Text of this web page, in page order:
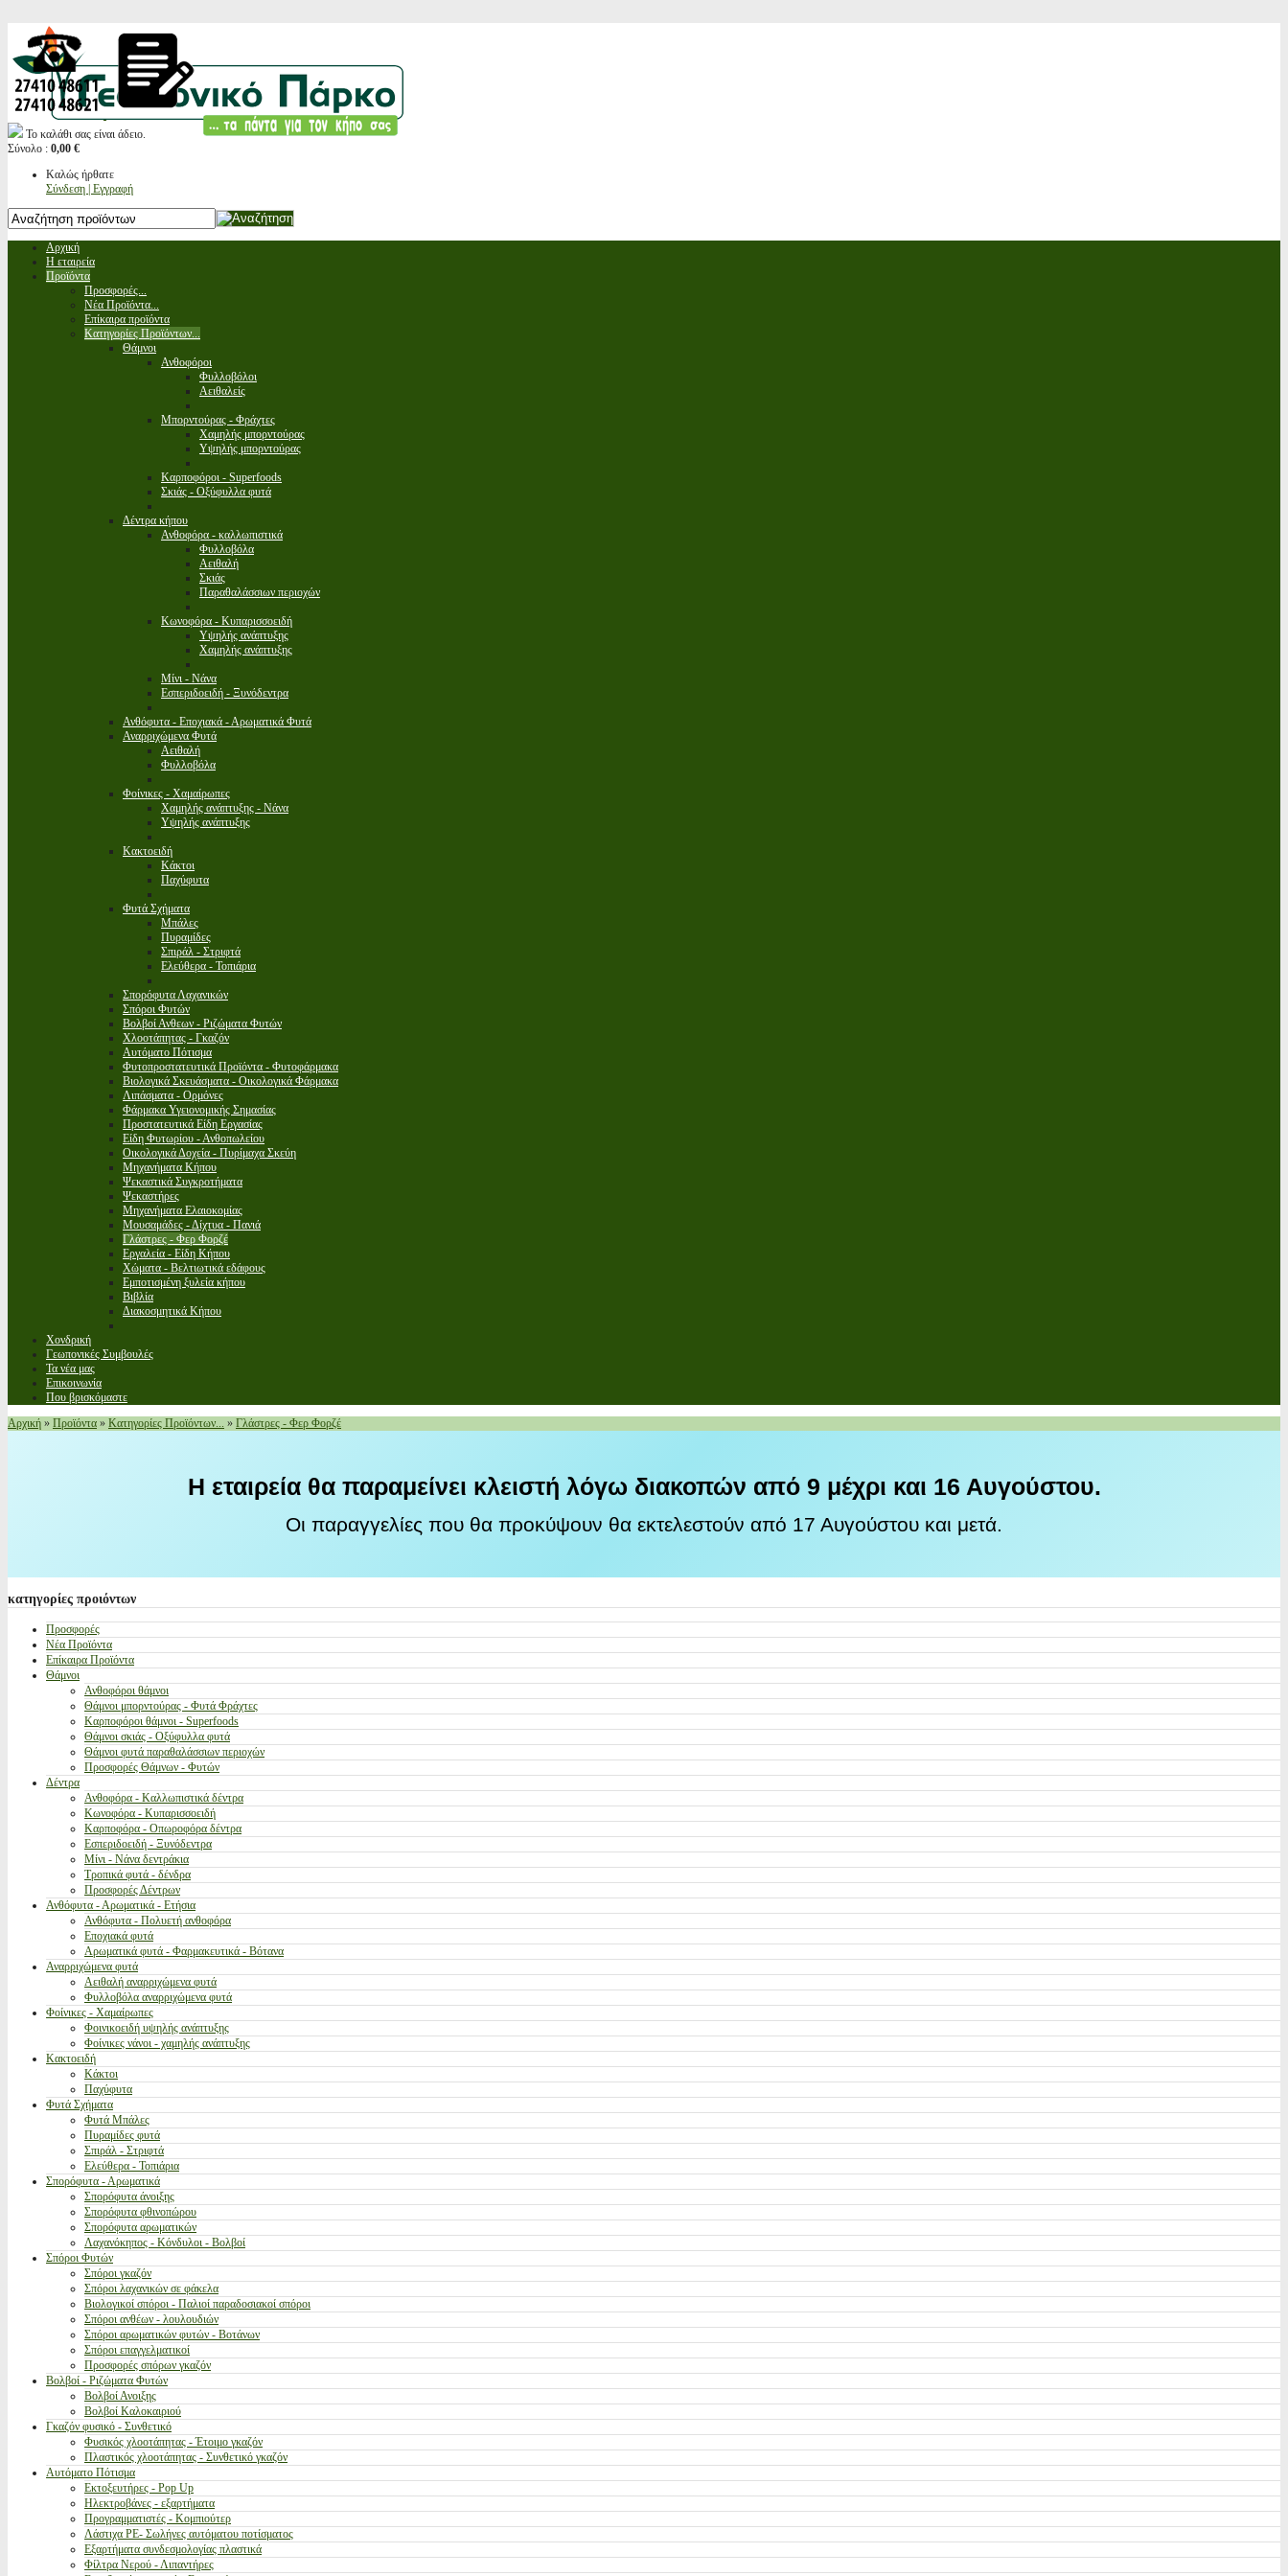
Το καλάθι σας είναι άδειο.
Σύνολο : 0,00 €
Καλώς ήρθατε
Σύνδεση | Εγγραφή
Αρχική
Η εταιρεία
Προϊόντα
Προσφορές...
Νέα Προϊόντα...
Επίκαιρα προϊόντα
Κατηγορίες Προϊόντων...
Θάμνοι
Ανθοφόροι
Φυλλοβόλοι
Αειθαλείς
Μπορντούρας - Φράχτες
Χαμηλής μπορντούρας
Υψηλής μπορντούρας
Καρποφόροι - Superfoods
Σκιάς - Οξύφυλλα φυτά
Δέντρα κήπου
Ανθοφόρα - καλλωπιστικά
Φυλλοβόλα
Αειθαλή
Σκιάς
Παραθαλάσσιων περιοχών
Κωνοφόρα - Κυπαρισσοειδή
Υψηλής ανάπτυξης
Χαμηλής ανάπτυξης
Μίνι - Νάνα
Εσπεριδοειδή - Ξυνόδεντρα
Ανθόφυτα - Εποχιακά - Αρωματικά Φυτά
Αναρριχώμενα Φυτά
Αειθαλή
Φυλλοβόλα
Φοίνικες - Χαμαίρωπες
Χαμηλής ανάπτυξης - Νάνα
Υψηλής ανάπτυξης
Κακτοειδή
Κάκτοι
Παχύφυτα
Φυτά Σχήματα
Μπάλες
Πυραμίδες
Σπιράλ - Στριφτά
Ελεύθερα - Τοπιάρια
Σπορόφυτα Λαχανικών
Σπόροι Φυτών
Βολβοί Ανθεων - Ριζώματα Φυτών
Χλοοτάπητας - Γκαζόν
Αυτόματο Πότισμα
Φυτοπροστατευτικά Προϊόντα - Φυτοφάρμακα
Βιολογικά Σκευάσματα - Οικολογικά Φάρμακα
Λιπάσματα - Ορμόνες
Φάρμακα Υγειονομικής Σημασίας
Προστατευτικά Είδη Εργασίας
Είδη Φυτωρίου - Ανθοπωλείου
Οικολογικά Δοχεία - Πυρίμαχα Σκεύη
Μηχανήματα Κήπου
Ψεκαστικά Συγκροτήματα
Ψεκαστήρες
Μηχανήματα Ελαιοκομίας
Μουσαμάδες - Δίχτυα - Πανιά
Γλάστρες - Φερ Φορζέ
Εργαλεία - Είδη Κήπου
Χώματα - Βελτιωτικά εδάφους
Εμποτισμένη ξυλεία κήπου
Βιβλία
Διακοσμητικά Κήπου
Χονδρική
Γεωπονικές Συμβουλές
Τα νέα μας
Επικοινωνία
Που βρισκόμαστε
Αρχική » Προϊόντα » Κατηγορίες Προϊόντων... » Γλάστρες - Φερ Φορζέ
Η εταιρεία θα παραμείνει κλειστή λόγω διακοπών από 9 μέχρι και 16 Αυγούστου.
Οι παραγγελίες που θα προκύψουν θα εκτελεστούν από 17 Αυγούστου και μετά.
κατηγορίες προιόντων
Προσφορές
Νέα Προϊόντα
Επίκαιρα Προϊόντα
Θάμνοι
Ανθοφόροι θάμνοι
Θάμνοι μπορντούρας - Φυτά Φράχτες
Καρποφόροι θάμνοι - Superfoods
Θάμνοι σκιάς - Οξύφυλλα φυτά
Θάμνοι φυτά παραθαλάσσιων περιοχών
Προσφορές Θάμνων - Φυτών
Δέντρα
Ανθοφόρα - Καλλωπιστικά δέντρα
Κωνοφόρα - Κυπαρισσοειδή
Καρποφόρα - Οπωροφόρα δέντρα
Εσπεριδοειδή - Ξυνόδεντρα
Μίνι - Νάνα δεντράκια
Τροπικά φυτά - δένδρα
Προσφορές Δέντρων
Ανθόφυτα - Αρωματικά - Ετήσια
Ανθόφυτα - Πολυετή ανθοφόρα
Εποχιακά φυτά
Αρωματικά φυτά - Φαρμακευτικά - Βότανα
Αναρριχώμενα φυτά
Αειθαλή αναρριχώμενα φυτά
Φυλλοβόλα αναρριχώμενα φυτά
Φοίνικες - Χαμαίρωπες
Φοινικοειδή υψηλής ανάπτυξης
Φοίνικες νάνοι - χαμηλής ανάπτυξης
Κακτοειδή
Κάκτοι
Παχύφυτα
Φυτά Σχήματα
Φυτά Μπάλες
Πυραμίδες φυτά
Σπιράλ - Στριφτά
Ελεύθερα - Τοπιάρια
Σπορόφυτα - Αρωματικά
Σπορόφυτα άνοιξης
Σπορόφυτα φθινοπώρου
Σπορόφυτα αρωματικών
Λαχανόκηπος - Κόνδυλοι - Βολβοί
Σπόροι Φυτών
Σπόροι γκαζόν
Σπόροι λαχανικών σε φάκελα
Βιολογικοί σπόροι - Παλιοί παραδοσιακοί σπόροι
Σπόροι ανθέων - λουλουδιών
Σπόροι αρωματικών φυτών - Βοτάνων
Σπόροι επαγγελματικοί
Προσφορές σπόρων γκαζόν
Βολβοί - Ριζώματα Φυτών
Βολβοί Ανοιξης
Βολβοί Καλοκαιριού
Γκαζόν φυσικό - Συνθετικό
Φυσικός χλοοτάπητας - Έτοιμο γκαζόν
Πλαστικός χλοοτάπητας - Συνθετικό γκαζόν
Αυτόματο Πότισμα
Εκτοξευτήρες - Pop Up
Ηλεκτροβάνες - εξαρτήματα
Προγραμματιστές - Κομπιούτερ
Λάστιχα PE- Σωλήνες αυτόματου ποτίσματος
Εξαρτήματα συνδεσμολογίας πλαστικά
Φίλτρα Νερού - Λιπαντήρες